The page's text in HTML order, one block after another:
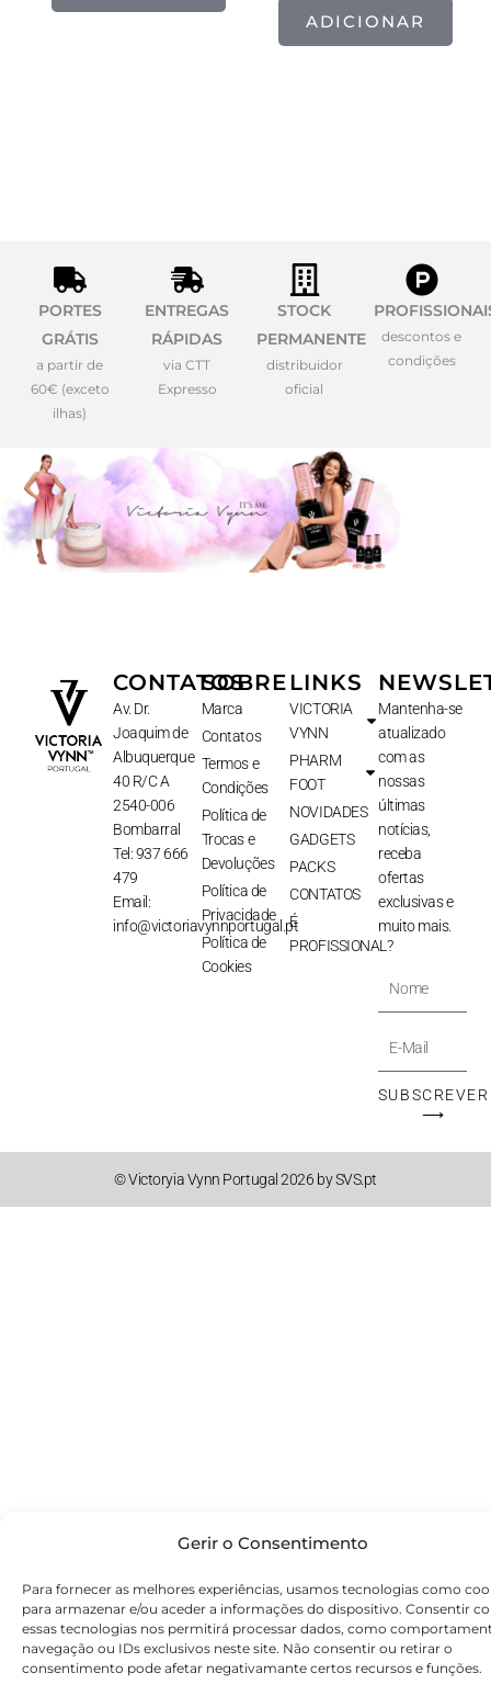
Gerir o Consentimento
Para fornecer as melhores experiências, usamos tecnologias como
para armazenar e/ou aceder a informações do dispositivo. Consentir
essas tecnologias nos permitirá processar dados, como
navegação ou IDs exclusivos neste site. Não consentir ou retirar o
consentimento pode afetar negativamante certos recursos e funções.
ADICIONAR
PORTES
GRÁTIS
a partir de
60€ (exceto
ilhas)
ENTREGAS
RÁPIDAS
via CTT
Expresso
STOCK
PERMANENTE
distribuidor
oficial
descontos e
condições
CONTATOS
Av. Dr.
Joaquim de
Albuquerque
40 R/C A
2540-006
Bombarral
Tel: 937 666
479
Email:
info@victoriavynnportugal.pt
SOBRE
Marca
Contatos
Termos e
Condições
Política de
Trocas e
Devoluções
Política de
Privacidade
Política de
Cookies
LINKS
VICTORIA
VYNN
PHARM
FOOT
NOVIDADES
GADGETS
PACKS
CONTATOS
É
PROFISSIONAL?
Mantenha-se
atualizado
com as
nossas
últimas
notícias,
receba
ofertas
exclusivas e
muito mais.
Nome
E-
Mail
SUBSCREVER
⟶
© Victoryia Vynn Portugal 2026 by SVS.pt